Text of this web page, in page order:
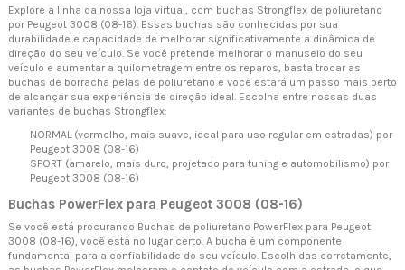
Explore a linha da nossa loja virtual, com buchas Strongflex de poliuretano
por Peugeot 3008 (08-16). Essas buchas são conhecidas por sua
durabilidade e capacidade de melhorar significativamente a dinâmica de
direção do seu veículo. Se você pretende melhorar o manuseio do seu
veículo e aumentar a quilometragem entre os reparos, basta trocar as
buchas de borracha pelas de poliuretano e você estará um passo mais perto
de alcançar sua experiência de direção ideal. Escolha entre nossas duas
variantes de buchas Strongflex:
NORMAL (vermelho, mais suave, ideal para uso regular em estradas) por
Peugeot 3008 (08-16)
SPORT (amarelo, mais duro, projetado para tuning e automobilismo) por
Peugeot 3008 (08-16)
Buchas PowerFlex para Peugeot 3008 (08-16)
Se você está procurando Buchas de poliuretano PowerFlex para Peugeot
3008 (08-16), você está no lugar certo. A bucha é um componente
fundamental para a confiabilidade do seu veículo. Escolhidas corretamente,